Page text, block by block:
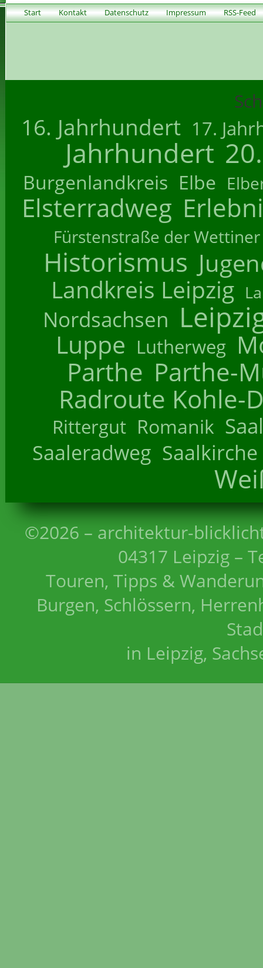
Start Kontakt Datenschutz Impressum RSS-Feed
16. Jahrhundert 17.
Jahrhundert
Burgenlandkreis Elbe
Elsterradweg
Fürstenstraße der Wettiner
Historismus
Landkreis Leipzig
Nordsachsen
Luppe Lutherweg
Parthe Parthe-
Radroute Kohle-
Rittergut Romanik
Saaleradweg Saalkirche
©2026 – architektur-
04317 Leipzig –
Touren, Tipps &
Burgen, Schlössern,
in Leipzig,